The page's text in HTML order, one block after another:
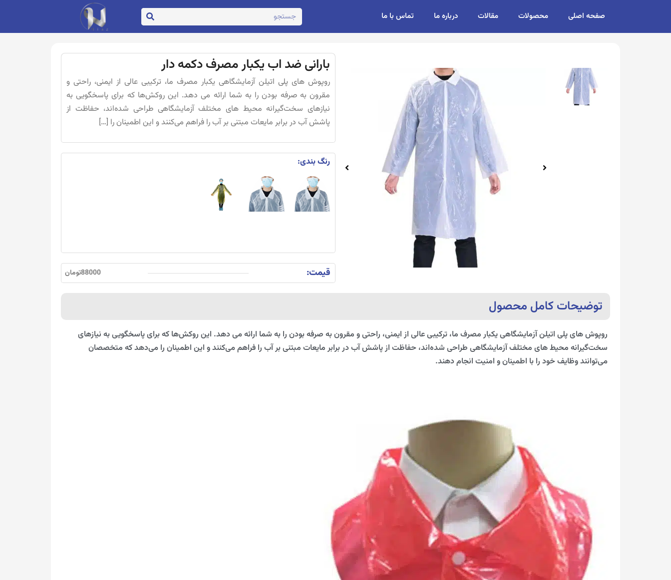
صفحه اصلی محصولات مقالات درباره ما تماس با ما
بارانی ضد اب یکبار مصرف دکمه دار
روپوش های پلی اتیلن آزمایشگاهی یکبار مصرف ما، ترکیبی عالی از ایمنی، راحتی و
مقرون به صرفه بودن را به شما ارائه می دهد. این روکش‌ها که برای پاسخگویی به
نیازهای سخت‌گیرانه محیط‌ های مختلف آزمایشگاهی طراحی شده‌اند، حفاظت از
پاشش آب در برابر مایعات مبتنی بر آب را فراهم می‌کنند و این اطمینان را […]
رنگ بندی:
قیمت: 88000تومان
توضیحات کامل محصول
روپوش های پلی اتیلن آزمایشگاهی یکبار مصرف ما، ترکیبی عالی از ایمنی، راحتی و مقرون به صرفه بودن را به شما ارائه می دهد. این روکش‌ها که برای پاسخگویی به نیازهای
سخت‌گیرانه محیط‌ های مختلف آزمایشگاهی طراحی شده‌اند، حفاظت از پاشش آب در برابر مایعات مبتنی بر آب را فراهم می‌کنند و این اطمینان را می‌دهد که متخصصان
می‌توانند وظایف خود را با اطمینان و امنیت انجام دهند.